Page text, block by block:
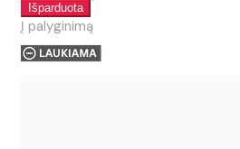
Į palyginimą